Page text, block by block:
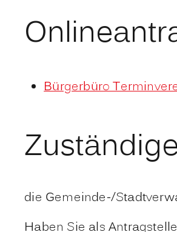
Bürgerbüro
die Gemeinde-/
Haben Sie als